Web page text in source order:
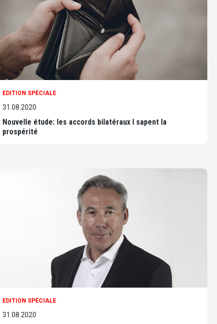
EDITION SPÉCIALE
31.08.2020
Nouvelle étude: les accords bilatéraux I sapent la
prospérité
EDITION SPÉCIALE
31.08.2020